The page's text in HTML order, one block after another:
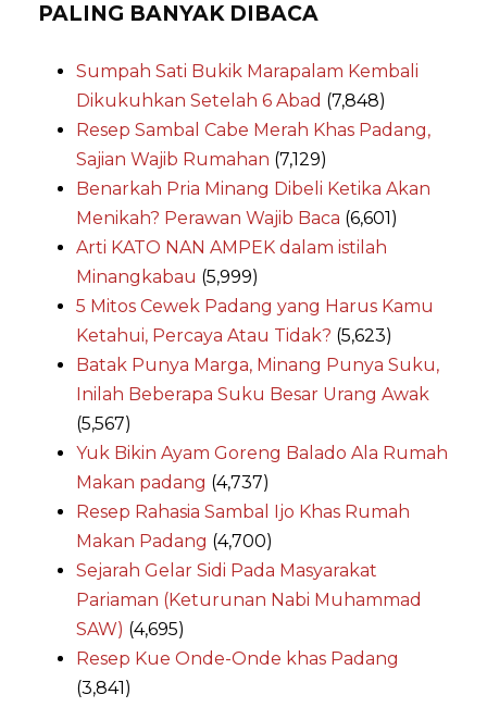
PALING BANYAK DIBACA
Sumpah Sati Bukik Marapalam Kembali
Dikukuhkan Setelah 6 Abad (7,848)
Resep Sambal Cabe Merah Khas Padang,
Sajian Wajib Rumahan (7,129)
Benarkah Pria Minang Dibeli Ketika Akan
Menikah? Perawan Wajib Baca (6,601)
Arti KATO NAN AMPEK dalam istilah
Minangkabau (5,999)
5 Mitos Cewek Padang yang Harus Kamu
Ketahui, Percaya Atau Tidak? (5,623)
Batak Punya Marga, Minang Punya Suku,
Inilah Beberapa Suku Besar Urang Awak
(5,567)
Yuk Bikin Ayam Goreng Balado Ala Rumah
Makan padang (4,737)
Resep Rahasia Sambal Ijo Khas Rumah
Makan Padang (4,700)
Sejarah Gelar Sidi Pada Masyarakat
Pariaman (Keturunan Nabi Muhammad
SAW) (4,695)
Resep Kue Onde-Onde khas Padang
(3,841)